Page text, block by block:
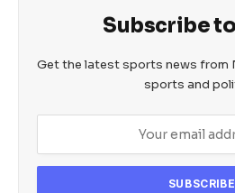
Subscribe
Get the latest sports news from
sports and